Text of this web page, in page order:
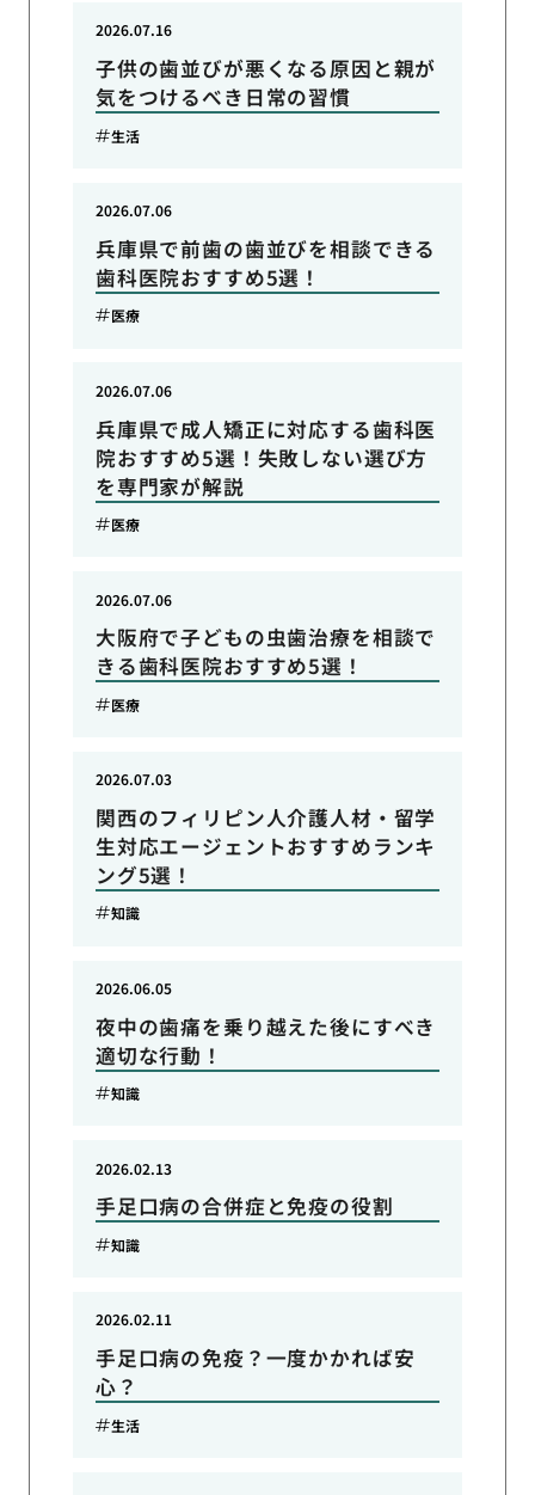
子供の歯並びが悪くなる原因と親が
気をつけるべき日常の習慣
2026.07.16
生活
兵庫県で前歯の歯並びを相談できる
歯科医院おすすめ5選！
2026.07.06
医療
兵庫県で成人矯正に対応する歯科医
院おすすめ5選！失敗しない選び方
を専門家が解説
2026.07.06
医療
大阪府で子どもの虫歯治療を相談で
きる歯科医院おすすめ5選！
2026.07.06
医療
関西のフィリピン人介護人材・留学
生対応エージェントおすすめランキ
ング5選！
2026.07.03
知識
夜中の歯痛を乗り越えた後にすべき
適切な行動！
2026.06.05
知識
手足口病の合併症と免疫の役割
2026.02.13
知識
手足口病の免疫？一度かかれば安
心？
2026.02.11
生活